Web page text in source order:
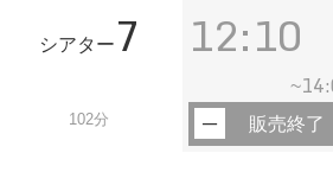
シアター 7
102分
12:10
~
販売終了